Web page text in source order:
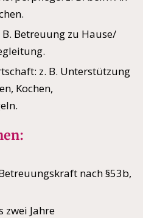
Betreuung zu Hause/
z. B. Unterstützung
Kochen,
nach §53b,
zwei Jahre